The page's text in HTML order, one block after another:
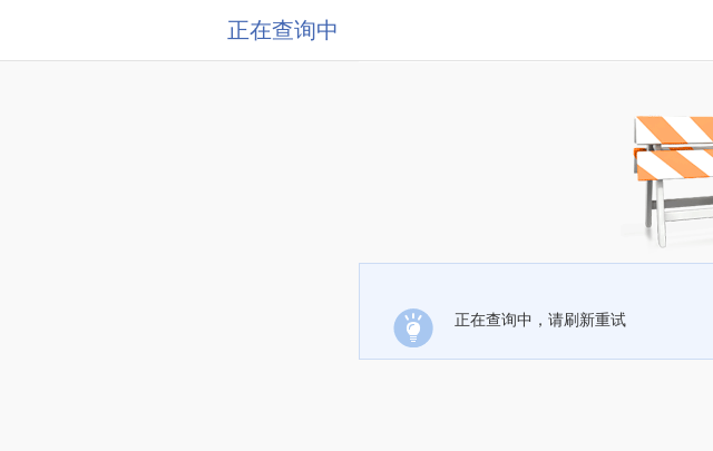
正在查询中
正在查询中，请刷新重试